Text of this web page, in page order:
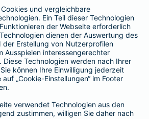
eV,
Berlin
Kranken- / Pflege-Versicherungen,
Berlin